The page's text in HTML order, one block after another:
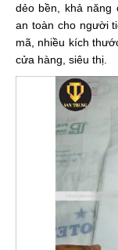
dẻo bền, khả năng
an toàn cho người
mã, nhiều kích
cửa hàng, siêu thị.